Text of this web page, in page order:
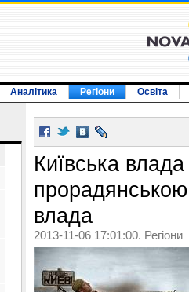
Аналітика Регіони Освіта
Київська
влада
2013-11-06 17:01:00. Регіони